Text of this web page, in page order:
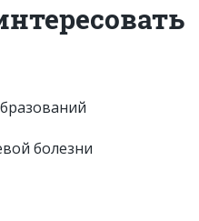
болезни